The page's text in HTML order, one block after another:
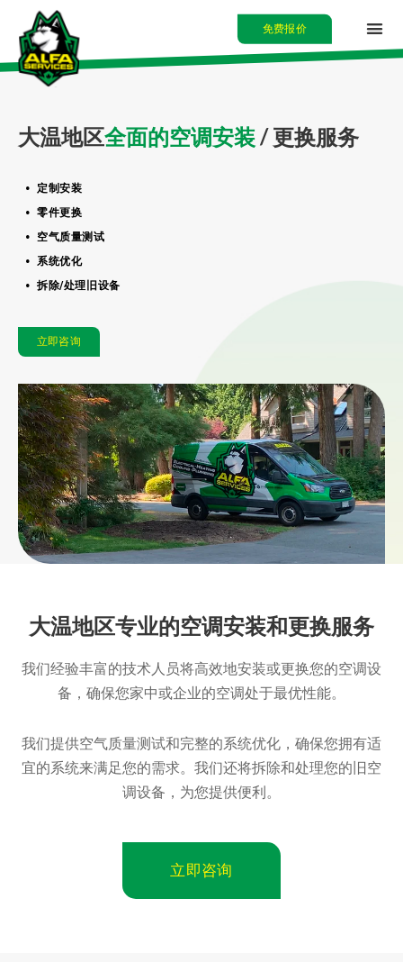
免费报价
首页
服务
最新消息
联系我们
ENG
大温地区全面的空调安装 / 更换服务
定制安装
零件更换
空气质量测试
系统优化
拆除/处理旧设备
立即咨询
大温地区专业的空调安装和更换服务
我们经验丰富的技术人员将高效地安装或更换您的空调设
备，确保您家中或企业的空调处于最优性能。
我们提供空气质量测试和完整的系统优化，确保您拥有适
宜的系统来满足您的需求。我们还将拆除和处理您的旧空
调设备，为您提供便利。
立即咨询